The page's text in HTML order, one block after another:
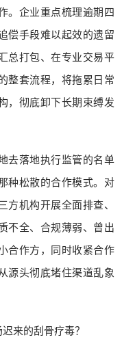
。企业重点梳理逾期四
偿手段难以起效的遗留
总打包、在专业交易平
整套流程，将拖累日常
，彻底卸下长期束缚发
去落地执行监管的名单
种松散的合作模式。对
方机构开展全面排查、
不全、合规薄弱、曾出
合作方，同时收紧合作
源头彻底堵住渠道乱象